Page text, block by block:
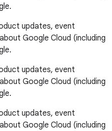
updates, event
Google Cloud (including
updates, event
Google Cloud (including
updates, event
Google Cloud (including